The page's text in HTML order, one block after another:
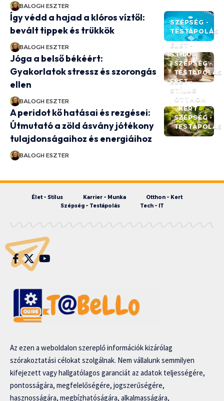
BALOGH ESZTER
SZÉPSÉG -
TESTÁPOLÁS
Így védd a hajad a klóros víztől:
bevált tippek és trükkök
BALOGH ESZTER
ÉLET -
STÍLUS
SZÉPSÉG -
TESTÁPOLÁS
Jóga a belső békéért:
Gyakorlatok stressz és szorongás
ellen
BALOGH ESZTER
ÉLET -
STÍLUS
OTTHON
- KERT
SZÉPSÉG -
TESTÁPOLÁS
A peridot kő hatásai és rezgései:
Útmutató a zöld ásvány jótékony
tulajdonságaihoz és energiáihoz
BALOGH ESZTER
Élet – Stílus Karrier – Munka
Otthon – Kert
Szépség – Testápolás
Tech – IT
Az ezen a weboldalon szereplő információk kizárólag
szórakoztatási célokat szolgálnak. Nem vállalunk semmilyen
kifejezett vagy hallgatólagos garanciát az adatok teljességére,
pontosságára, megfelelőségére, jogszerűségére,
hasznosságára, megbízhatóságára, alkalmasságára,